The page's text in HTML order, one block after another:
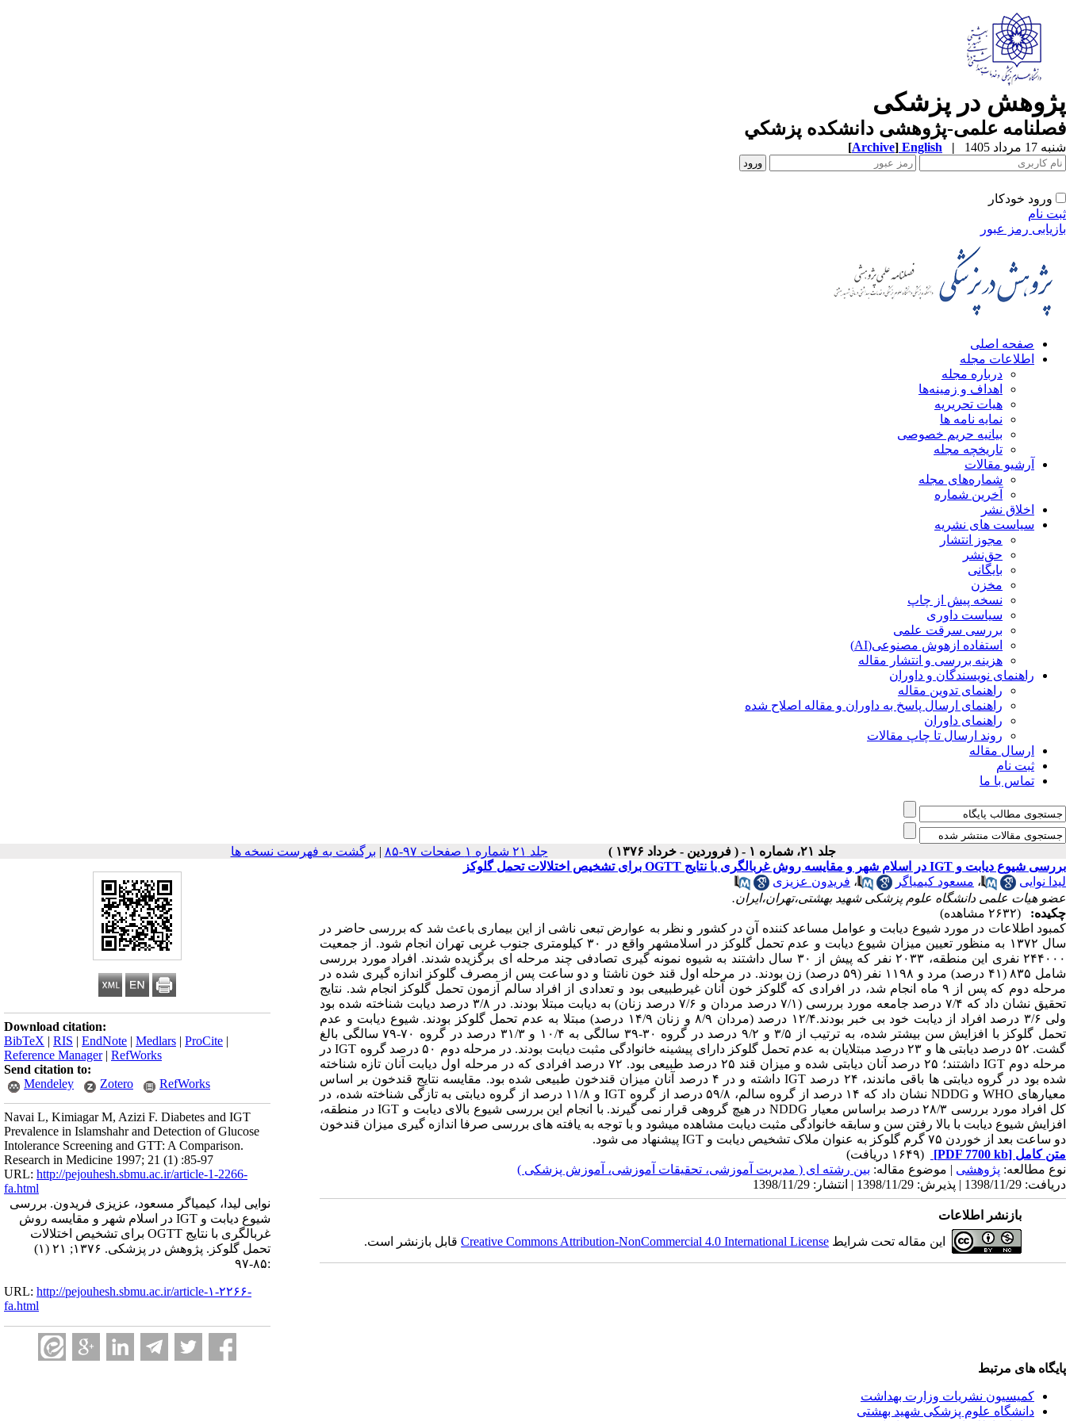
پژوهش در پزشکی
فصلنامه علمی-پژوهشی دانشکده پزشکي
شنبه 17 مرداد 1405 |
English
[Archive]
ورود خودکار
ثبت نام
بازیابی رمز عبور
صفحه اصلی
اطلاعات مجله
درباره مجله
اهداف و زمینه‌ها
هیات تحریریه
نمایه نامه ها
بیانیه حریم خصوصی
تاریخچه مجله
آرشیو مقالات
شماره‌های مجله
آخرین شماره
اخلاق نشر
سیاست های نشریه
مجوز انتشار
حق‌نشر
بایگانی
مخزن
نسخه پیش از چاپ
سیاست داوری
بررسی سرقت علمی
استفاده ازهوش مصنوعی(AI)
هزینه بررسی و انتشار مقاله
راهنمای نویسندگان و داوران
راهنمای تدوین مقاله
راهنمای ارسال پاسخ به داوران و مقاله اصلاح شده
راهنمای داوران
روند ارسال تا چاپ مقالات
ارسال مقاله
ثبت نام
تماس با ما
جلد ۲۱، شماره ۱ - ( فروردین - خرداد ۱۳۷۶ ) جلد ۲۱ شماره ۱ صفحات ۹۷-۸۵ | برگشت به فهرست نسخه ها
Download citation:
BibTeX | RIS | EndNote | Medlars | ProCite |
Reference Manager| RefWorks
Send citation to:
Mendeley
Zotero RefWorks
Navai L, Kimiagar M, Azizi F. Diabetes and IGT
Prevalence in Islamshahr and Detection of Glucose
Intolerance Screening and GTT: A Comparison.
Research in Medicine 1997; 21 (1) :85-97
URL: http://pejouhesh.sbmu.ac.ir/article-1-2266-
fa.html
نوایی لیدا، کیمیاگر مسعود، عزیزی فریدون. بررسی
شیوع دیابت و IGT در اسلام شهر و مقایسه روش
غربالگری با نتایج OGTT برای تشخیص اختلالات
تحمل گلوکز. پژوهش در پزشکی. ۱۳۷۶; ۲۱ (۱)
:۸۵-۹۷
URL: http://pejouhesh.sbmu.ac.ir/article-۱-۲۲۶۶-
fa.html
بررسی شیوع دیابت و IGT در اسلام شهر و مقایسه روش غربالگری با نتایج OGTT برای تشخیص اختلالات تحمل گلوکز
لیدا نوایی
، مسعود کیمیاگر ، فریدون عزیزی
عضو هیات علمی دانشگاه علوم پزشکی شهید بهشتی،تهران،ایران.
چکیده:
(۲۶۳۲ مشاهده)
کمبود اطلاعات در مورد شیوع دیابت و عوامل مساعد کننده آن در کشور و نظر به عوارض تبعی ناشی از این بیماری باعث شد که بررسی حاضر در
سال ۱۳۷۲ به منظور تعیین میزان شیوع دیابت و عدم تحمل گلوکز در اسلامشهر واقع در ۳۰ کیلومتری جنوب غربی تهران انجام شود. از جمعیت
۲۴۴۰۰۰ نفری این منطقه، ۲۰۳۳ نفر که پیش از ۳۰ سال داشتند به شیوه نمونه گیری تصادفی چند مرحله ای برگزیده شدند. افراد مورد بررسی
شامل ۸۳۵ (۴۱ درصد) مرد و ۱۱۹۸ نفر (۵۹ درصد) زن بودند. در مرحله اول قند خون ناشتا و دو ساعت پس از مصرف گلوکز اندازه گیری شده در
مرحله دوم که پس از ۹ ماه انجام شد، در افرادی که گلوکز خون آنان غیرطبیعی بود و تعدادی از افراد سالم آزمون تحمل گلوکز انجام شد. نتایج
تحقیق نشان داد که ۷/۴ درصد جامعه مورد بررسی (۷/۱ درصد مردان و ۷/۶ درصد زنان) به دیابت مبتلا بودند. در ۳/۸ درصد دیابت شناخته شده بود
ولی ۳/۶ درصد افراد از دیابت خود بی خبر بودند.۱۲/۴ درصد (مردان ۸/۹ و زنان ۱۴/۹ درصد) مبتلا به عدم تحمل گلوکز بودند. شیوع دیابت و عدم
تحمل گلوکز با افزایش سن بیشتر شده، به ترتیب از ۳/۵ و ۹/۲ درصد در گروه ۳۰-۳۹ سالگی به ۱۰/۴ و ۳۱/۳ درصد در گروه ۷۰-۷۹ سالگی بالغ
گشت. ۵۲ درصد دیابتی ها و ۲۳ درصد مبتلایان به عدم تحمل گلوکز دارای پیشینه خانوادگی مثبت دیابت بودند. در مرحله دوم ۵۰ درصد گروه
IGTدر
مرحله دومIGT
داشتند؛ ۲۵ درصد آنان دیابتی شده و میزان قند ۲۵ درصد طبیعی بود. ۷۲ درصد افرادی که در مرحله اول دیابت آنان تازه شناخته
شده بود در گروه دیابتی ها باقی ماندند، ۲۴ درصد
IGT
داشته و در ۴ درصد آنان میزان قندخون طبیعی شده بود. مقایسه نتایج قندخون بر اساس
معیارهای WHOو NDDG نشان داد که ۱۴ درصد از گروه سالم، ۵۹/۸ درصد از گروه IGT
و ۱۱/۸ درصد از گروه دیابتی به تازگی شناخته شده، در
کل افراد مورد بررسی ۲۸/۳ درصد براساس معیار
NDDG در هیچ گروهی قرار نمی گیرند. با انجام این بررسی شیوع بالای دیابت و IGTدر منطقه،
افزایش شیوع دیابت با بالا رفتن سن و سابقه خانوادگی مثبت دیابت مشاهده میشود و با توجه به یافته های بررسی صرفا اندازه گیری میزان قندخون
دو ساعت بعد از خوردن ۷۵ گرم گلوکز به عنوان ملاک تشخیص دیابت و
IGT پیشنهاد می شود.
متن کامل [PDF 7700 kb]
(۱۶۴۹ دریافت)
نوع مطالعه: پژوهشی | موضوع مقاله: بین رشته ای ( مدیریت آموزشی، تحقیقات آموزشی، آموزش پزشکی )
دریافت: 1398/11/29 | پذیرش: 1398/11/29 | انتشار: 1398/11/29
بازنشر اطلاعات
این مقاله تحت شرایط Creative Commons Attribution-NonCommercial 4.0 International Licenseقابل بازنشر است.
پایگاه های مرتبط
کمیسیون نشریات وزارت بهداشت
دانشگاه علوم پزشکی شهید بهشتی